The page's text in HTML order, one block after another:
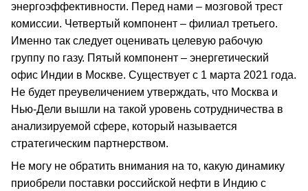
энергоэффективности. Перед нами – мозговой трест
комиссии. Четвертый компонент – филиал третьего.
Именно так следует оценивать целевую рабочую
группу по газу. Пятый компонент – энергетический
офис Индии в Москве. Существует с 1 марта 2021 года.
Не будет преувеличением утверждать, что Москва и
Нью-Дели вышли на такой уровень сотрудничества в
анализируемой сфере, который называется
стратегическим партнерством.
Не могу не обратить внимания на то, какую динамику
приобрели поставки российской нефти в Индию с